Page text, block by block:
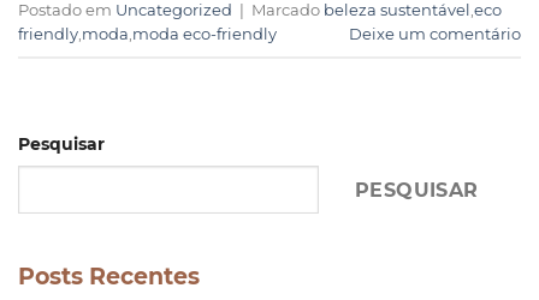
Pesquisar
PESQUISAR
Posts Recentes
Postado em Uncategorized Marcado beleza sustentável ,eco
friendly,moda,moda eco-friendly Deixe um comentário